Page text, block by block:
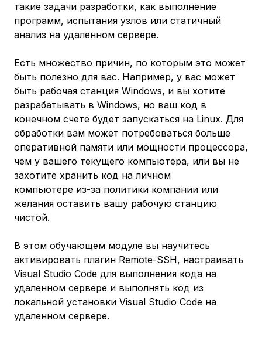
такие задачи разработки, как выполнение
программ, испытания узлов или статичный
анализ на удаленном сервере.
Есть множество причин, по которым это может
быть полезно для вас. Например, у вас может
быть рабочая станция Windows, и вы хотите
разрабатывать в Windows, но ваш код в
конечном счете будет запускаться на Linux. Для
обработки вам может потребоваться больше
оперативной памяти или мощности процессора,
чем у вашего текущего компьютера, или вы не
захотите хранить код на личном
компьютере из-за политики компании или
желания оставить вашу рабочую станцию
чистой.
В этом обучающем модуле вы научитесь
активировать плагин Remote-SSH, настраивать
Visual Studio Code для выполнения кода на
удаленном сервере и выполнять код из
локальной установки Visual Studio Code на
удаленном сервере.